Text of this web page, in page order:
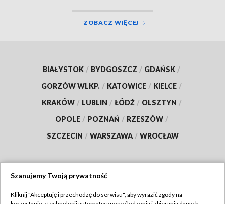
ZOBACZ WIĘCEJ
BIAŁYSTOK / BYDGOSZCZ / GDAŃSK /
GORZÓW WLKP. / KATOWICE / KIELCE /
KRAKÓW / LUBLIN / ŁÓDŹ / OLSZTYN /
OPOLE / POZNAŃ / RZESZÓW /
SZCZECIN / WARSZAWA / WROCŁAW
Szanujemy Twoją prywatność
Kliknij "Akceptuję i przechodzę do serwisu", aby wyrazić zgody na